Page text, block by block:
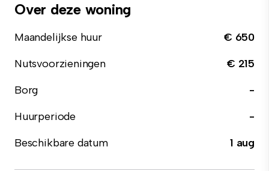
Over deze woning
Maandelijkse huur
€ 650
Nutsvoorzieningen
€ 215
Borg
-
Huurperiode
-
Beschikbare datum
1 aug